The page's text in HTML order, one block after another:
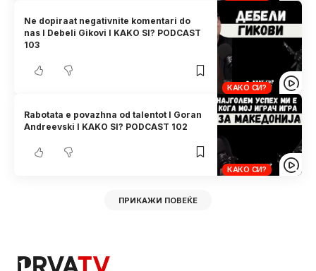
КАКО СИ?
Ne dopiraat negativnite komentari do
nas I Debeli Gikovi I KAKO SI? PODCAST
103
КАКО СИ?
Rabotata e povazhna od talentot I Goran
Andreevski I KAKO SI? PODCAST 102
ПРИКАЖИ ПОВЕЌЕ